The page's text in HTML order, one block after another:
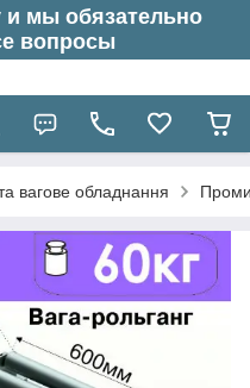
и мы обязательно
вопросы
вагове обладнання